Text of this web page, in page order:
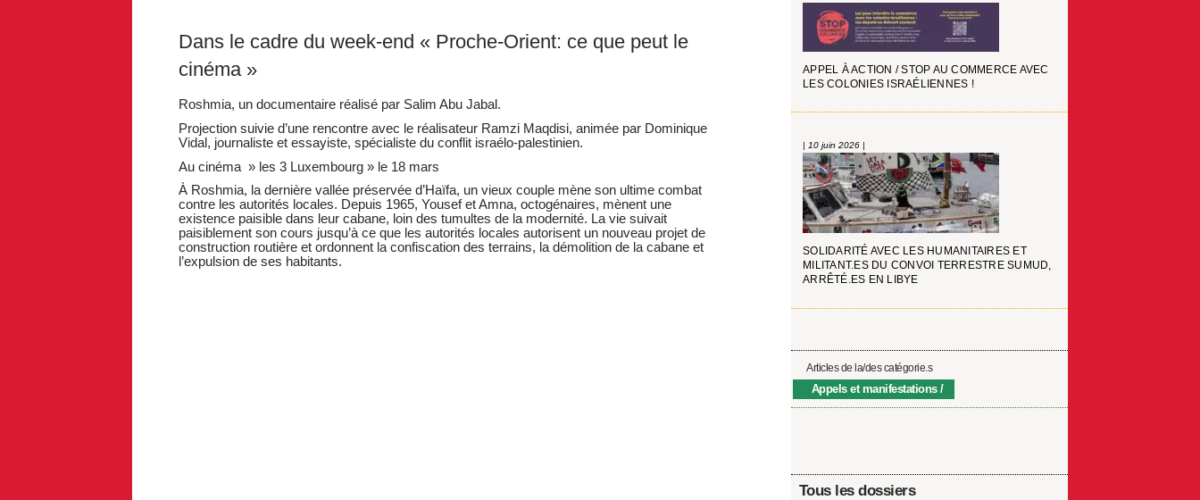
Dans le cadre du week-end « Proche-Orient: ce que peut le
cinéma »
Roshmia, un documentaire réalisé par Salim Abu Jabal.
Projection suivie d’une rencontre avec le réalisateur Ramzi Maqdisi, animée par Dominique
Vidal, journaliste et essayiste, spécialiste du conflit israélo-palestinien.
Au cinéma » les 3 Luxembourg » le 18 mars
À Roshmia, la dernière vallée préservée d’Haïfa, un vieux couple mène son ultime combat
contre les autorités locales. Depuis 1965, Yousef et Amna, octogénaires, mènent une
existence paisible dans leur cabane, loin des tumultes de la modernité. La vie suivait
paisiblement son cours jusqu’à ce que les autorités locales autorisent un nouveau projet de
construction routière et ordonnent la confiscation des terrains, la démolition de la cabane et
l’expulsion de ses habitants.
APPEL À ACTION / STOP AU COMMERCE AVEC
LES COLONIES ISRAÉLIENNES !
| 10 juin 2026 |
SOLIDARITÉ AVEC LES HUMANITAIRES ET
MILITANT.ES DU CONVOI TERRESTRE SUMUD,
ARRÊTÉ.ES EN LIBYE
Articles de la/des catégorie.s
Appels et manifestations
Tous les dossiers